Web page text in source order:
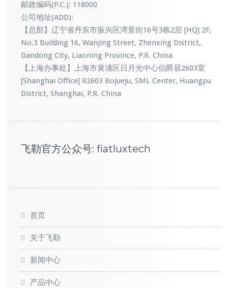
邮政编码(P.C.): 118000
公司地址(ADD):
【总部】辽宁省丹东市振兴区湾景街16号3栋2层 [HQ] 2F,
No.3 Building 16, Wanjing Street, Zhenxing District,
Dandong City, Liaoning Province, P.R. China
【上海办事处】上海市黄浦区日月光中心伯爵居2603室
[Shanghai Office] R2603 Bojueju, SML Center, Huangpu
District, Shanghai, P.R. China
飞勒官方公众号: fiatluxtech
首页
关于飞勒
新闻中心
产品中心